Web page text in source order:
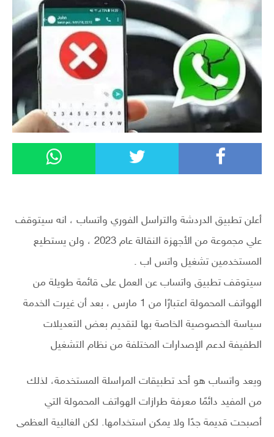
أعلن تطبيق الدردشة والتراسل الفوري واتساب ، انه سيتوقف
علي مجموعة من الأجهزة النقالة عام 2023 ، ولن يستطيع
المستخدمين تشغيل واتس اب .
سيتوقف تطبيق واتساب عن العمل على قائمة طويلة من
الهواتف المحمولة اعتبارًا من 1 مارس ، بعد أن غيرت الخدمة
سياسة الخصوصية الخاصة بها لتقديم بعض التعديلات
الطفيفة لدعم الإصدارات المختلفة من نظام التشغيل
ويعد واتساب هو أحد تطبيقات المراسلة المستخدمة، لذلك
من المفيد دائمًا معرفة طرازات الهواتف المحمولة التي
أصبحت قديمة جدًا ولا يمكن استخدامها. لكن الغالبية العظمى